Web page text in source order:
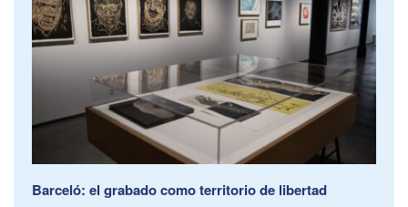
Barceló: el grabado como territorio de libertad